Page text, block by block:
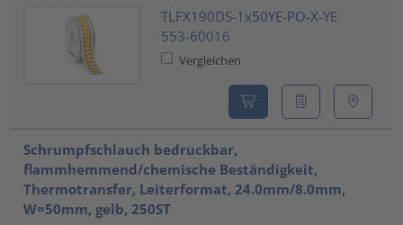
TLFX190DS-1x50YE-PO-X-YE
553-60016
Vergleichen
Schrumpfschlauch bedruckbar,
flammhemmend/chemische Beständigkeit,
Thermotransfer, Leiterformat, 24.0mm/8.0mm,
W=50mm, gelb, 250ST